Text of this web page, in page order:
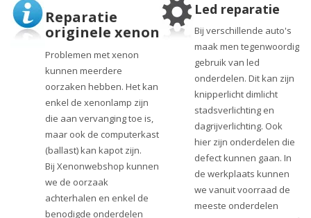
Reparatie
originele xenon
Problemen met xenon
kunnen meerdere
oorzaken hebben. Het kan
enkel de xenonlamp zijn
die aan vervanging toe is,
maar ook de computerkast
(ballast) kan kapot zijn.
Bij Xenonwebshop kunnen
we de oorzaak
achterhalen en enkel de
benodigde onderdelen
Led reparatie
Bij verschillende auto's
maak men tegenwoordig
gebruik van led
onderdelen. Dit kan zijn
knipperlicht dimlicht
stadsverlichting en
dagrijverlichting. Ook
hier zijn onderdelen die
defect kunnen gaan. In
de werkplaats kunnen
we vanuit voorraad de
meeste onderdelen